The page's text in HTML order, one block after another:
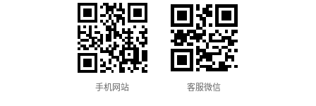
手机网站 客服微信